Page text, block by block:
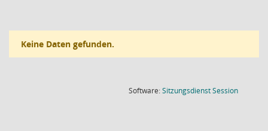
Keine Daten gefunden.
Software:SitzungsdienstSession(Wird in